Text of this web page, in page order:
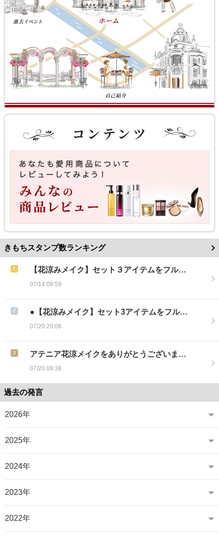
きもちスタンプ数ランキング
【花涼みメイク】セット３アイテムをフル…
07/14 09:59
●【花涼みメイク】セット3アイテムをフル…
07/20 20:06
アテニア花涼メイクをありがとうございま…
07/20 09:38
過去の発言
2026年
2025年
2024年
2023年
2022年